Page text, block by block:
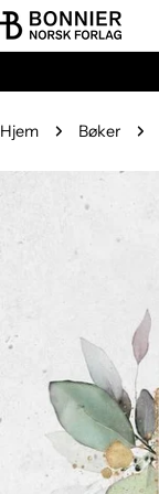
Hopp
til
Hjem Bøker
produktinformasjon